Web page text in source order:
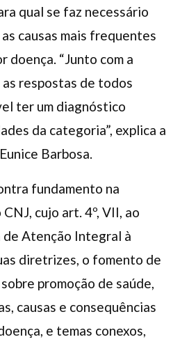
qual se faz necessário
causas mais frequentes
doença. “Junto com a
as respostas de todos
ter um diagnóstico
da categoria”, explica a
Barbosa.
fundamento na
cujo art. 4º, VII, ao
Atenção Integral à
diretrizes, o fomento de
promoção de saúde,
causas e consequências
e temas conexos,